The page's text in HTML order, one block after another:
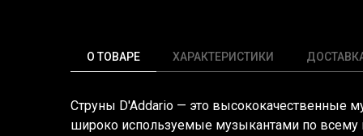
О ТОВАРЕ ХАРАКТЕРИСТИКИ
Струны D'Addario — это высококачественные
широко используемые музыкантами по всему